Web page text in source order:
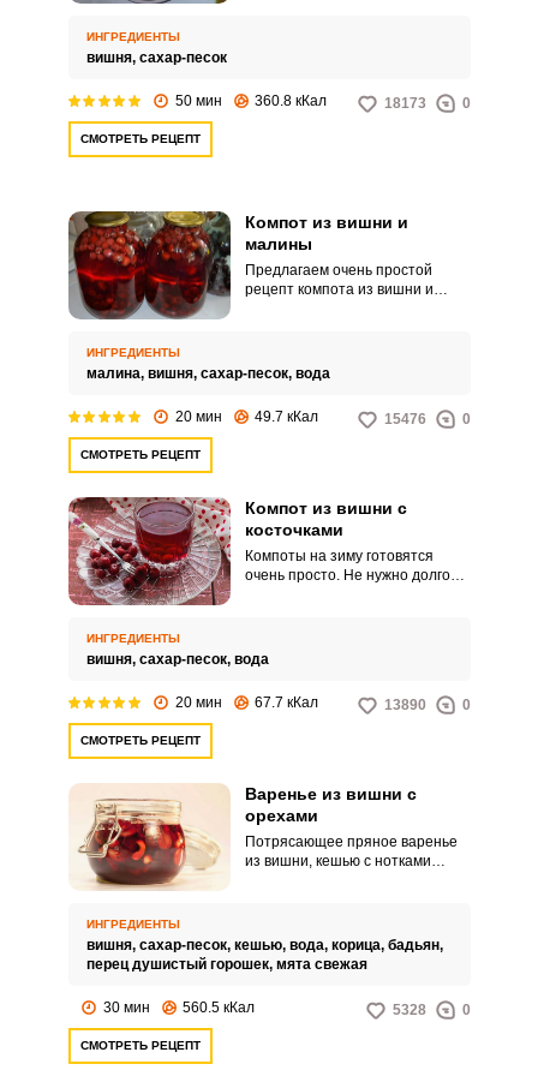
ИНГРЕДИЕНТЫ
вишня, сахар-песок
50 мин 360.8 кКал 18173 0
СМОТРЕТЬ РЕЦЕПТ
Компот из вишни и
малины
Предлагаем очень простой
рецепт компота из вишни и
ИНГРЕДИЕНТЫ
малина, вишня, сахар-песок, вода
20 мин 49.7 кКал 15476 0
СМОТРЕТЬ РЕЦЕПТ
Компот из вишни с
косточками
Компоты на зиму готовятся
очень просто. Не нужно долго
ИНГРЕДИЕНТЫ
вишня, сахар-песок, вода
20 мин 67.7 кКал 13890 0
СМОТРЕТЬ РЕЦЕПТ
Варенье из вишни с
орехами
Потрясающее пряное варенье
из вишни, кешью с нотками
оригинальный освежающий вкус.
ИНГРЕДИЕНТЫ
вишня, сахар-песок, кешью, вода, корица, бадьян,
перец душистый горошек, мята свежая
30 мин 560.5 кКал 5328 0
СМОТРЕТЬ РЕЦЕПТ